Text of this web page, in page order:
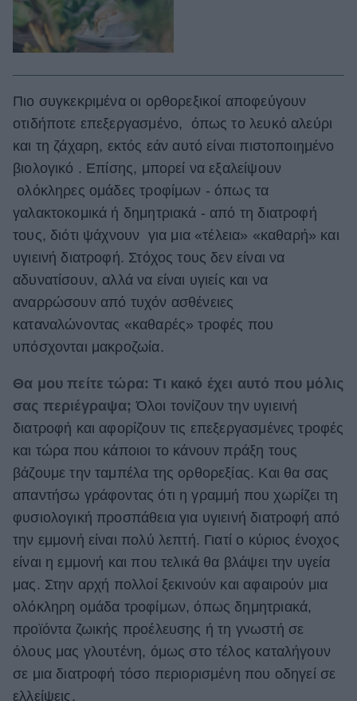
Πιο συγκεκριμένα οι ορθορεξικοί αποφεύγουν
οτιδήποτε επεξεργασμένο, όπως το λευκό αλεύρι
και τη ζάχαρη, εκτός εάν αυτό είναι πιστοποιημένο
βιολογικό . Επίσης, μπορεί να εξαλείψουν
ολόκληρες ομάδες τροφίμων - όπως τα
γαλακτοκομικά ή δημητριακά - από τη διατροφή
τους, διότι ψάχνουν για μια «τέλεια» «καθαρή» και
υγιεινή διατροφή. Στόχος τους δεν είναι να
αδυνατίσουν, αλλά να είναι υγιείς και να
αναρρώσουν από τυχόν ασθένειες
καταναλώνοντας «καθαρές» τροφές που
υπόσχονται μακροζωία.
Θα μου πείτε τώρα: Τι κακό έχει αυτό που μόλις
σας περιέγραψα; Όλοι τονίζουν την υγιεινή
διατροφή και αφορίζουν τις επεξεργασμένες τροφές
και τώρα που κάποιοι το κάνουν πράξη τους
βάζουμε την ταμπέλα της ορθορεξίας. Και θα σας
απαντήσω γράφοντας ότι η γραμμή που χωρίζει τη
φυσιολογική προσπάθεια για υγιεινή διατροφή από
την εμμονή είναι πολύ λεπτή. Γιατί ο κύριος ένοχος
είναι η εμμονή και που τελικά θα βλάψει την υγεία
μας. Στην αρχή πολλοί ξεκινούν και αφαιρούν μια
ολόκληρη ομάδα τροφίμων, όπως δημητριακά,
προϊόντα ζωικής προέλευσης ή τη γνωστή σε
όλους μας γλουτένη, όμως στο τέλος καταλήγουν
σε μια διατροφή τόσο περιορισμένη που οδηγεί σε
ελλείψεις.